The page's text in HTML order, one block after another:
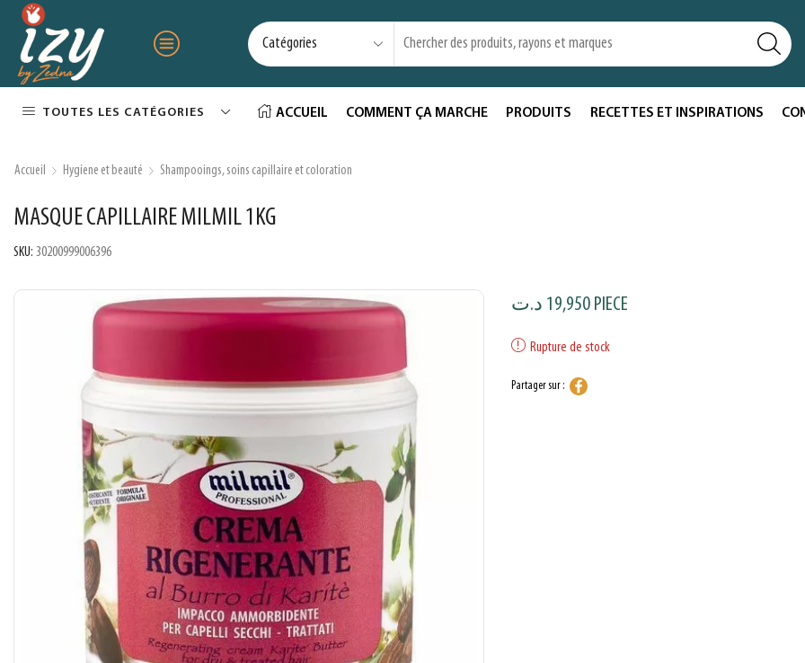
TOUTES LES CATÉGORIES ACCUEIL COMMENT ÇA MARCHE PRODUITS RECETTES ET INSPIRATIONS
Accueil Hygiene et beauté Shampooings, soins capillaire et coloration
MASQUE CAPILLAIRE MILMIL 1KG
SKU: 30200999006396
19,950 د.ت PIECE
Rupture de stock
Partager sur :